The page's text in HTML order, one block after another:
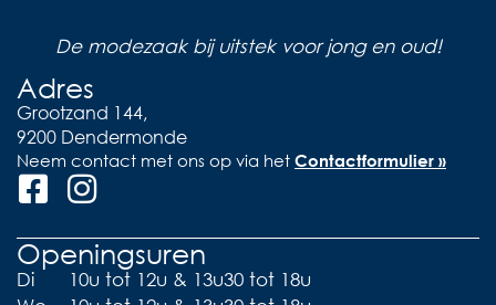
De modezaak bij uitstek voor jong en oud!
Adres
Grootzand 144,
9200 Dendermonde
Neem contact met ons op via het Contactformulier »
Openingsuren
Di
10u tot 12u & 13u30 tot 18u